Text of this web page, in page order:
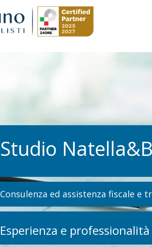
Studio
Consulenza ed assistenza fiscale e
Esperienza e